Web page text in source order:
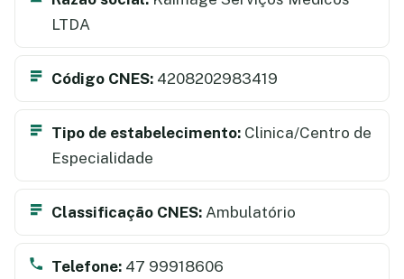
LTDA
Código CNES: 4208202983419
Tipo de estabelecimento: Clinica/Centro de
Especialidade
Classificação CNES: Ambulatório
Telefone: 47 99918606